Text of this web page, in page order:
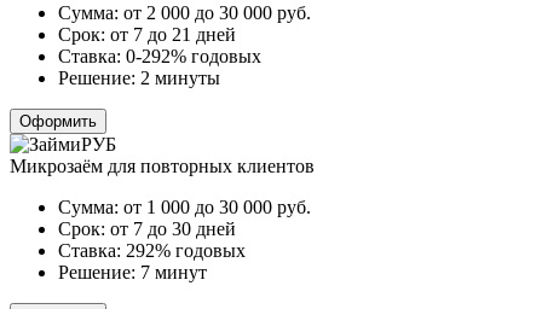
Сумма: от 2 000 до 30 000 руб.
Срок: от 7 до 21 дней
Ставка: 0-292% годовых
Решение: 2 минуты
Оформить
Микрозаём для повторных клиентов
Сумма: от 1 000 до 30 000 руб.
Срок: от 7 до 30 дней
Ставка: 292% годовых
Решение: 7 минут